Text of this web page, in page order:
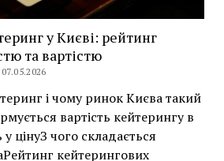
у Києві: рейтинг
та вартістю
і чому ринок Києва такий
вартість кейтерингу в
цінуЗ чого складається
кейтерингових